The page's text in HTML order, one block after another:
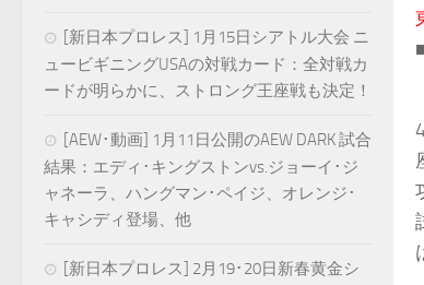
[新日本プロレス] 1月15日シアトル大会 ニ
ュービギニングUSAの対戦カード：全対戦カ
ードが明らかに、ストロング王座戦も決定！
[AEW･動画] 1月11日公開のAEW DARK 試合
結果：エディ･キングストンvs.ジョーイ･ジ
ャネーラ、ハングマン･ペイジ、オレンジ･
キャシディ登場、他
[新日本プロレス] 2月19･20日新春黄金シ